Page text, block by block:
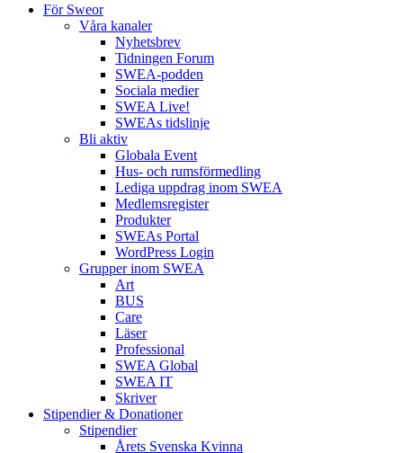
För Sweor
Våra kanaler
Nyhetsbrev
Tidningen Forum
SWEA-podden
Sociala medier
SWEA Live!
SWEAs tidslinje
Bli aktiv
Globala Event
Hus- och rumsförmedling
Lediga uppdrag inom SWEA
Medlemsregister
Produkter
SWEAs Portal
WordPress Login
Grupper inom SWEA
Art
BUS
Care
Läser
Professional
SWEA Global
SWEA IT
Skriver
Stipendier & Donationer
Stipendier
Årets Svenska Kvinna